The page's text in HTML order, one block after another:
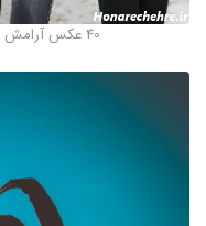
40 عکس آرامش بخش هوای بارانی با کیفیت بالا